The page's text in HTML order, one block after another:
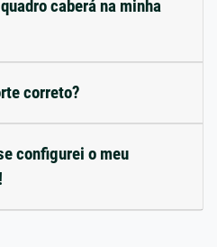
caberá na minha
correto?
configurei o meu